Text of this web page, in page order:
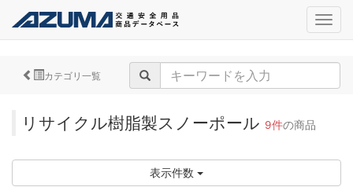
カテゴリ一覧
リサイクル樹脂製スノーポール 9件の商品
表示件数